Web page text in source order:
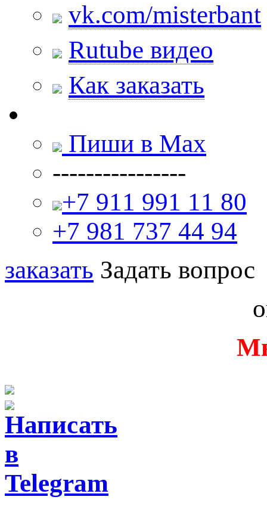
vk.com/misterbant
Rutube видео
Как заказать
Пиши в Max
----------------
+7 911 991 11 80
+7 981 737 44 94
заказать Задать вопрос